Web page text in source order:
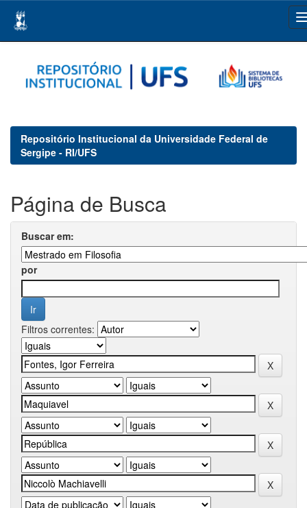
navigation
Repositório Institucional da Universidade Federal de
Sergipe - RI/UFS
Página de Busca
Buscar em:
por
Filtros correntes: